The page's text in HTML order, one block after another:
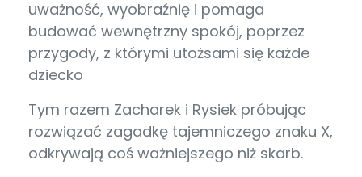
uważność, wyobraźnię i pomaga
budować wewnętrzny spokój, poprzez
przygody, z którymi utożsami się każde
dziecko
Tym razem Zacharek i Rysiek próbując
rozwiązać zagadkę tajemniczego znaku X,
odkrywają coś ważniejszego niż skarb.